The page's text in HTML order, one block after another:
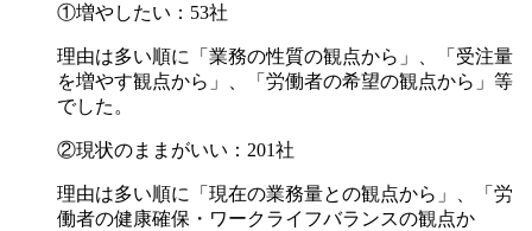
①増やしたい：53社
理由は多い順に「業務の性質の観点から」、「受注量
を増やす観点から」、「労働者の希望の観点から」等
でした。
②現状のままがいい：201社
理由は多い順に「現在の業務量との観点から」、「労
働者の健康確保・ワークライフバランスの観点か